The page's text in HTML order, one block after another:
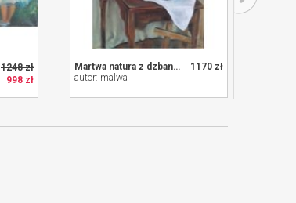
1248 zł
998 zł
1170 zł
Martwa natura z dzbankiem
autor: malwa